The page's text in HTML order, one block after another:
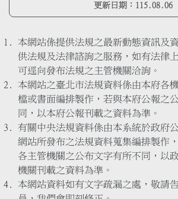
更新日期： 115.08.06
本網站係提供法規之最新動態資訊及
供法規及法律諮詢之服務，如有法律
可逕向發布法規之主管機關洽詢。
本網站之臺北市法規資料係由本府各
檔或書面編排製作，若與本府公報之
同，以本府公報刊載之資料為準。
有關中央法規資料係由本系統於政府
網站所發布之法規資料蒐集編排製作
各主管機關之公布文字有所不同，以
機關刊載之資料為準。
本網站資料如有文字疏漏之處，敬請